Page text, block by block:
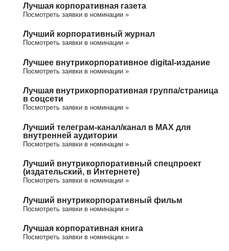
Лучшая корпоративная газета
Посмотреть заявки в номинации »
Лучший корпоративный журнал
Посмотреть заявки в номинации »
Лучшее внутрикорпоративное digital-издание
Посмотреть заявки в номинации »
Лучшая внутрикорпоративная группа/cтраница
в соцсети
Посмотреть заявки в номинации »
Лучший телеграм-канал/канал в МАХ для
внутренней аудитории
Посмотреть заявки в номинации »
Лучший внутрикорпоративный спецпроект
(издательский, в Интернете)
Посмотреть заявки в номинации »
Лучший внутрикорпоративный фильм
Посмотреть заявки в номинации »
Лучшая корпоративная книга
Посмотреть заявки в номинации »